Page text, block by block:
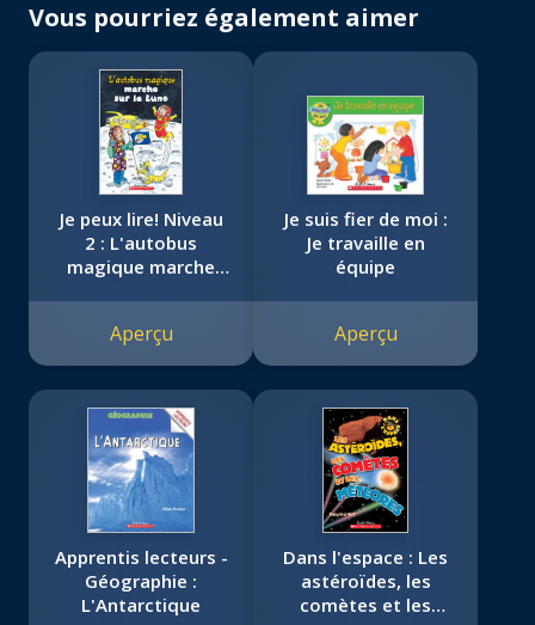
Vous pourriez également aimer
Je peux lire! Niveau
2 : L'autobus
magique marche
Aperçu
Je suis fier de moi :
Je travaille en
équipe
Aperçu
Apprentis lecteurs -
Géographie :
L'Antarctique
Dans l'espace : Les
astéroïdes, les
comètes et les